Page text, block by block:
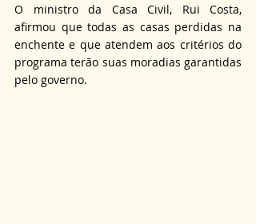
O ministro da Casa Civil, Rui Costa,
afirmou que todas as casas perdidas na
enchente e que atendem aos critérios do
programa terão suas moradias garantidas
pelo governo.